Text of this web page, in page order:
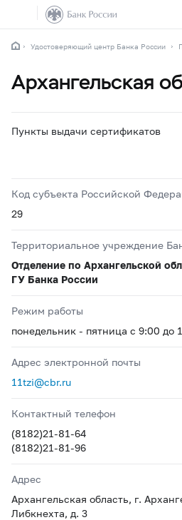
Удостоверяющий центр Банка России
Архангельская
Пункты выдачи сертификатов
Код субъекта Российской
29
Территориальное учреждение
Отделение по Архангельской
ГУ Банка России
Режим работы
понедельник - пятница с 9:00 до
Адрес электронной почты
11tzi@cbr.ru
Контактный телефон
(8182)21-81-64
(8182)21-81-96
Адрес
Архангельская область, г.
Либкнехта, д. 3